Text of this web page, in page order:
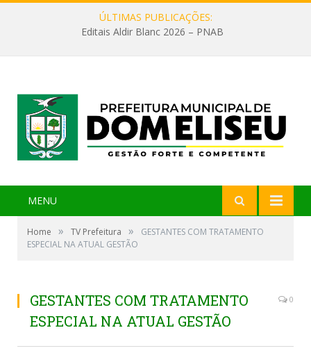
ÚLTIMAS PUBLICAÇÕES:
Editais Aldir Blanc 2026 – PNAB
MENU
Home » TV Prefeitura »
GESTANTES COM TRATAMENTO
ESPECIAL NA ATUAL GESTÃO
GESTANTES COM TRATAMENTO
ESPECIAL NA ATUAL GESTÃO
0